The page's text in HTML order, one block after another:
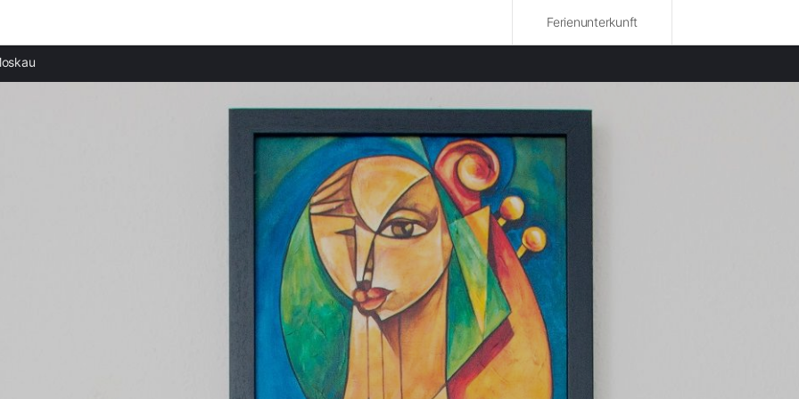
Ferienunterkunft
Ferienwohnungen in Sankt Petersburg mieten
Ferienwohnungen in Kiew mieten